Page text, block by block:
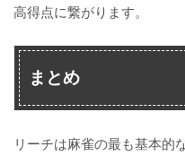
高得点に繋がります。
まとめ
リーチは麻雀の最も基本的